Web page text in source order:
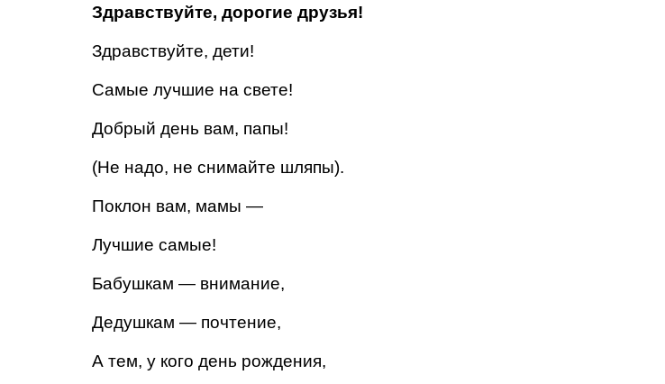
Здравствуйте, дорогие друзья!
Здравствуйте, дети!
Самые лучшие на свете!
Добрый день вам, папы!
(Не надо, не снимайте шляпы).
Поклон вам, мамы —
Лучшие самые!
Бабушкам — внимание,
Дедушкам — почтение,
А тем, у кого день рождения,